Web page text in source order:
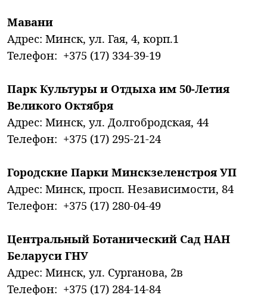
Мавани
Адрес: Минск, ул. Гая, 4, корп.1
Телефон: +375 (17) 334-39-19
Парк Культуры и Отдыха им 50-Летия
Великого Октября
Адрес: Минск, ул. Долгобродская, 44
Телефон: +375 (17) 295-21-24
Городские Парки Минскзеленстроя УП
Адрес: Минск, просп. Независимости, 84
Телефон: +375 (17) 280-04-49
Центральный Ботанический Сад НАН
Беларуси ГНУ
Адрес: Минск, ул. Сурганова, 2в
Телефон: +375 (17) 284-14-84